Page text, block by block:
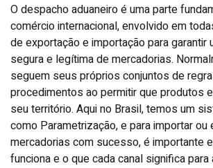
O despacho aduaneiro é uma parte
comércio internacional, envolvido em
de exportação e importação para garantir
segura e legítima de mercadorias.
seguem seus próprios conjuntos de
procedimentos ao permitir que produtos
seu território. Aqui no Brasil, temos um
como Parametrização, e para importar ou
mercadorias com sucesso, é importante
funciona e o que cada canal significa para